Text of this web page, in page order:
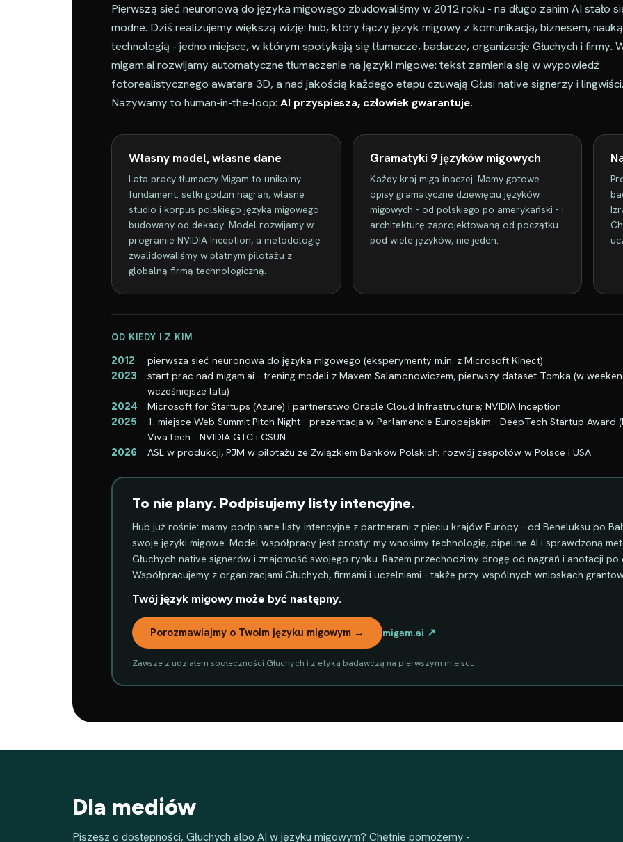
Pierwszą sieć neuronową do języka migowego zbudowaliśmy w 2012 roku - na długo zanim AI stało
modne. Dziś realizujemy większą wizję: hub, który łączy język migowy z komunikacją, biznesem,
technologią - jedno miejsce, w którym spotykają się tłumacze, badacze, organizacje Głuchych i firmy.
migam.ai rozwijamy automatyczne tłumaczenie na języki migowe: tekst zamienia się w wypowiedź
fotorealistycznego awatara 3D, a nad jakością każdego etapu czuwają Głusi native signerzy i lingwiści.
Nazywamy to human-in-the-loop: AI przyspiesza, człowiek gwarantuje.
Własny model, własne dane
Lata pracy tłumaczy Migam to unikalny
fundament: setki godzin nagrań, własne
studio i korpus polskiego języka migowego
budowany od dekady. Model rozwijamy w
programie NVIDIA Inception, a metodologię
zwalidowaliśmy w płatnym pilotażu z
globalną firmą technologiczną.
Gramatyki 9 języków migowych
Każdy kraj miga inaczej. Mamy gotowe
opisy gramatyczne dziewięciu języków
migowych - od polskiego po amerykański - i
architekturę zaprojektowaną od początku
pod wiele języków, nie jeden.
OD KIEDY I Z KIM
2012 pierwsza sieć neuronowa do języka migowego (eksperymenty m.in. z Microsoft Kinect)
2023
start prac nad migam.ai - trening modeli z Maxem Salamonowiczem, pierwszy dataset Tomka (w
wcześniejsze lata)
2024 Microsoft for Startups (Azure) i partnerstwo Oracle Cloud Infrastructure; NVIDIA Inception
2025
1. miejsce Web Summit Pitch Night · prezentacja w Parlamencie Europejskim · DeepTech Startup
VivaTech · NVIDIA GTC i CSUN
2026 ASL w produkcji, PJM w pilotażu ze Związkiem Banków Polskich; rozwój zespołów w Polsce i USA
To nie plany. Podpisujemy listy intencyjne.
Hub już rośnie: mamy podpisane listy intencyjne z partnerami z pięciu krajów Europy - od Beneluksu po
swoje języki migowe. Model współpracy jest prosty: my wnosimy technologię, pipeline AI i sprawdzoną
Głuchych native signerów i znajomość swojego rynku. Razem przechodzimy drogę od nagrań i anotacji po
Współpracujemy z organizacjami Głuchych, firmami i uczelniami - także przy wspólnych wnioskach
Twój język migowy może być następny.
Porozmawiajmy o Twoim języku migowym → migam.ai ↗
Zawsze z udziałem społeczności Głuchych i z etyką badawczą na pierwszym miejscu.
Dla mediów
Piszesz o dostępności, Głuchych albo AI w języku migowym? Chętnie pomożemy -